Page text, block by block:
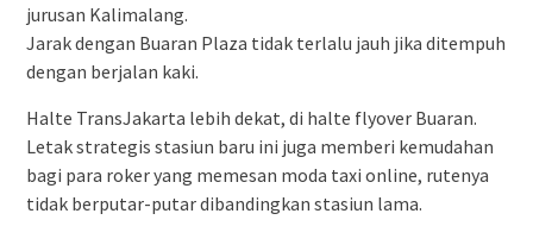
jurusan Kalimalang.
Jarak dengan Buaran Plaza tidak terlalu jauh jika ditempuh
dengan berjalan kaki.
Halte TransJakarta lebih dekat, di halte flyover Buaran.
Letak strategis stasiun baru ini juga memberi kemudahan
bagi para roker yang memesan moda taxi online, rutenya
tidak berputar-putar dibandingkan stasiun lama.